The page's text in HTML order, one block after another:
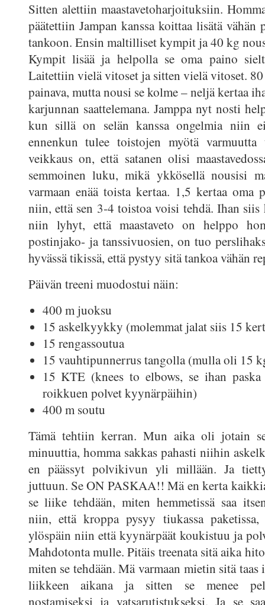
Sitten alettiin maastavetoharjoituksiin.
päätettiin Jampan kanssa koittaa lisätä
tankoon. Ensin maltilliset kympit ja 40 kg
Kympit lisää ja helpolla se oma paino
Laitettiin vielä vitoset ja sitten vielä vitoset.
painava, mutta nousi se kolme – neljä kertaa
karjunnan saattelemana. Jamppa nyt nosti
kun sillä on selän kanssa ongelmia niin
ennenkun tulee toistojen myötä
veikkaus on, että satanen olisi
semmoinen luku, mikä ykkösellä nousisi
varmaan enää toista kertaa. 1,5 kertaa oma
niin, että sen 3-4 toistoa voisi tehdä. Ihan
niin lyhyt, että maastaveto on helppo
postinjako- ja tanssivuosien, on tuo
hyvässä tikissä, että pystyy sitä tankoa vähän
Päivän treeni muodostui näin:
400 m juoksu
15 askelkyykky (molemmat jalat siis 15
15 rengassoutua
15 vauhtipunnerrus tangolla (mulla oli 15
15 KTE (knees to elbows, se ihan
roikkuen polvet kyynärpäihin)
400 m soutu
Tämä tehtiin kerran. Mun aika oli jotain
minuuttia, homma sakkas pahasti niihin
en päässyt polvikivun yli millään. Ja
juttuun. Se ON PASKAA!! Mä en kerta
se liike tehdään, miten hemmetissä saa
niin, että kroppa pysyy tiukassa paketissa,
ylöspäin niin että kyynärpäät koukistuu ja
Mahdotonta mulle. Pitäis treenata sitä aika
miten se tehdään. Mä varmaan mietin sitä
liikkeen aikana ja sitten se menee
nostamiseksi ja vatsarutistukseksi. Ja se